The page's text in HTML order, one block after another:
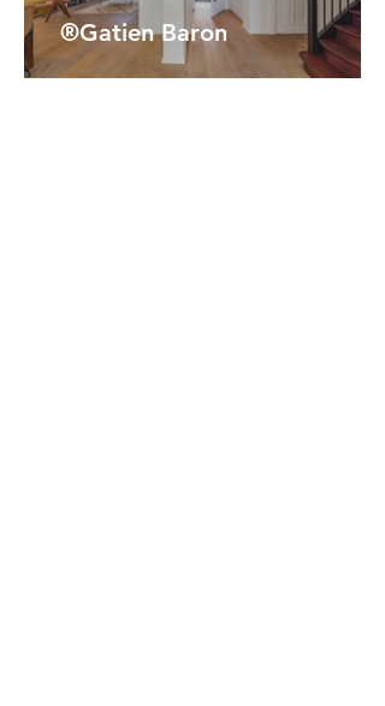
®Gatien Baron